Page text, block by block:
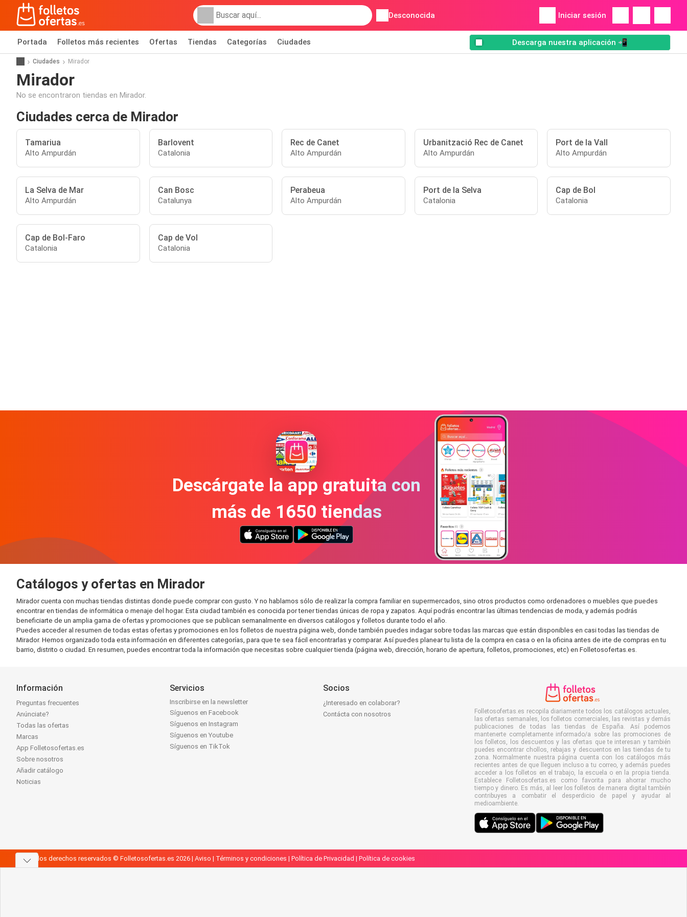
Desconocida Iniciar sesión
Portada Folletos más recientes Ofertas Tiendas Categorías Ciudades Descarga nuestra aplicación 📲
Ciudades Mirador
Mirador
No se encontraron tiendas en Mirador.
Ciudades cerca de Mirador
Tamariua
Alto Ampurdán
Barlovent
Catalonia
Rec de Canet
Alto Ampurdán
Urbanització Rec de Canet
Alto Ampurdán
Port de la Vall
Alto Ampurdán
La Selva de Mar
Alto Ampurdán
Can Bosc
Catalunya
Perabeua
Alto Ampurdán
Port de la Selva
Catalonia
Cap de Bol
Catalonia
Cap de Bol-Faro
Catalonia
Cap de Vol
Catalonia
Descárgate la app gratuita con
más de 1650 tiendas
Catálogos y ofertas en Mirador
Mirador cuenta con muchas tiendas distintas donde puede comprar con gusto. Y no hablamos sólo de realizar la compra familiar en supermercados, sino otros productos como ordenadores o muebles que puedes
encontrar en tiendas de informática o menaje del hogar. Esta ciudad también es conocida por tener tiendas únicas de ropa y zapatos. Aquí podrás encontrar las últimas tendencias de moda, y además podrás
beneficiarte de un amplia gama de ofertas y promociones que se publican semanalmente en diversos catálogos y folletos durante todo el año.
Puedes acceder al resumen de todas estas ofertas y promociones en los folletos de nuestra página web, donde también puedes indagar sobre todas las marcas que están disponibles en casi todas las tiendas de
Mirador. Hemos organizado toda esta información en diferentes categorías, para que te sea fácil encontrarlas y comparar. Así puedes planear tu lista de la compra en casa o en la oficina antes de irte de compras en tu
barrio, distrito o ciudad. En resumen, puedes encontrar toda la información que necesitas sobre cualquier tienda (página web, dirección, horario de apertura, folletos, promociones, etc) en Folletosofertas.es.
Información
Preguntas frecuentes
Anúnciate?
Todas las ofertas
Marcas
App Folletosofertas.es
Sobre nosotros
Añadir catálogo
Noticias
Servicios
Inscribirse en la newsletter
Síguenos en Facebook
Síguenos en Instagram
Síguenos en Youtube
Síguenos en TikTok
Socios
¿Interesado en colaborar?
Contácta con nosotros
Folletosofertas.es recopila diariamente todos los catálogos actuales,
las ofertas semanales, los folletos comerciales, las revistas y demás
publicaciones de todas las tiendas de España. Así podemos
mantenerte completamente informado/a sobre las promociones de
los folletos, los descuentos y las ofertas que te interesan y también
puedes encontrar chollos, rebajas y descuentos en las tiendas de tu
zona. Normalmente nuestra página cuenta con los catálogos más
recientes antes de que lleguen incluso a tu correo, y además puedes
acceder a los folletos en el trabajo, la escuela o en la propia tienda.
Establece Folletosofertas.es como favorita para ahorrar mucho
tiempo y dinero. Es más, al leer los folletos de manera digital también
contribuyes a combatir el desperdicio de papel y ayudar al
medioambiente.
Todos los derechos reservados © Folletosofertas.es 2026 | Aviso | Términos y condiciones | Política de Privacidad | Política de cookies